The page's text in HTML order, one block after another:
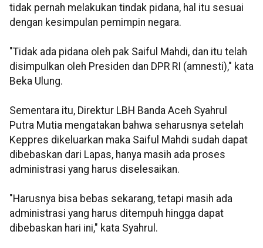
tidak pernah melakukan tindak pidana, hal itu sesuai
dengan kesimpulan pemimpin negara.
"Tidak ada pidana oleh pak Saiful Mahdi, dan itu telah
disimpulkan oleh Presiden dan DPR RI (amnesti)," kata
Beka Ulung.
Sementara itu, Direktur LBH Banda Aceh Syahrul
Putra Mutia mengatakan bahwa seharusnya setelah
Keppres dikeluarkan maka Saiful Mahdi sudah dapat
dibebaskan dari Lapas, hanya masih ada proses
administrasi yang harus diselesaikan.
"Harusnya bisa bebas sekarang, tetapi masih ada
administrasi yang harus ditempuh hingga dapat
dibebaskan hari ini," kata Syahrul.